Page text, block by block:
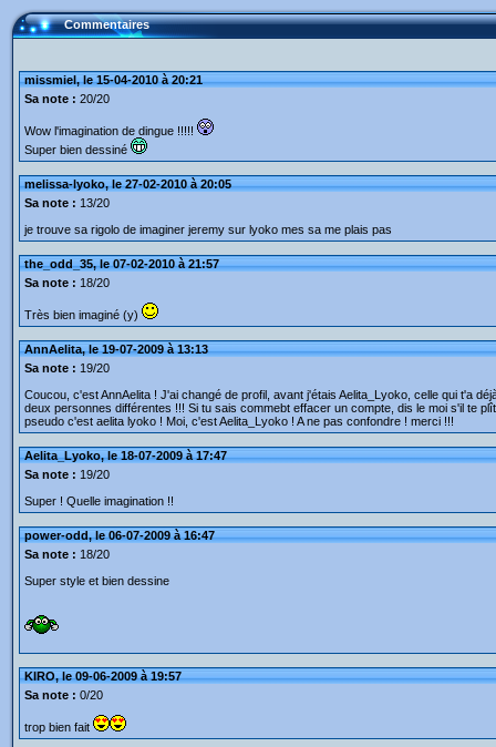
Commentaires
missmiel, le 15-04-2010 à 20:21
Sa note : 20/20
Wow l'imagination de dingue !!!!!
Super bien dessiné
melissa-lyoko, le 27-02-2010 à 20:05
Sa note : 13/20
je trouve sa rigolo de imaginer jeremy sur lyoko mes sa me plais pas
the_odd_35, le 07-02-2010 à 21:57
Sa note : 18/20
Très bien imaginé (y)
AnnAelita, le 19-07-2009 à 13:13
Sa note : 19/20
Coucou, c'est AnnAelita ! J'ai changé de profil, avant j'étais Aelita_Lyoko, celle qui t'a
deux personnes différentes !!! Si tu sais commebt effacer un compte, dis le moi s'il te
pseudo c'est aelita lyoko ! Moi, c'est Aelita_Lyoko ! A ne pas confondre ! merci !!!
Aelita_Lyoko, le 18-07-2009 à 17:47
Sa note : 19/20
Super ! Quelle imagination !!
power-odd, le 06-07-2009 à 16:47
Sa note : 18/20
Super style et bien dessine
KIRO, le 09-06-2009 à 19:57
Sa note : 0/20
trop bien fait